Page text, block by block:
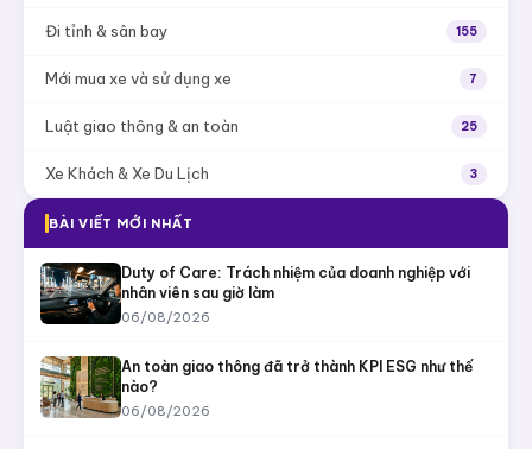
Đi tỉnh & sân bay 155
Mới mua xe và sử dụng xe 7
Luật giao thông & an toàn 25
Xe Khách & Xe Du Lịch 3
BÀI VIẾT MỚI NHẤT
Duty of Care: Trách nhiệm của doanh nghiệp với
nhân viên sau giờ làm
06/08/2026
An toàn giao thông đã trở thành KPI ESG như thế
nào?
06/08/2026